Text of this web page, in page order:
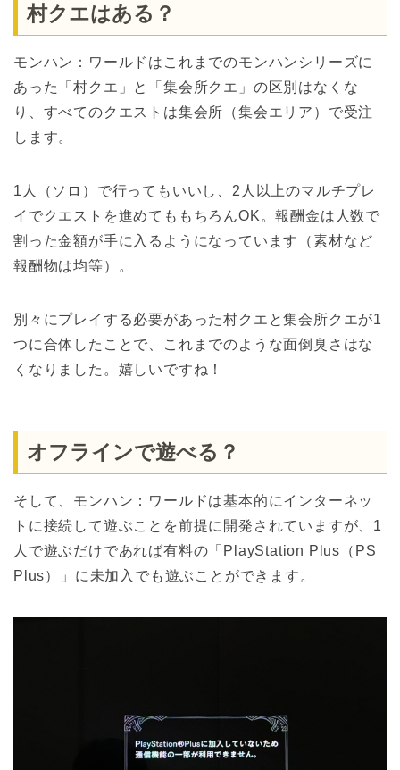
村クエはある？
モンハン：ワールドはこれまでのモンハンシリーズに
あった「村クエ」と「集会所クエ」の区別はなくな
り、すべてのクエストは集会所（集会エリア）で受注
します。
1人（ソロ）で行ってもいいし、2人以上のマルチプレ
イでクエストを進めてももちろんOK。報酬金は人数で
割った金額が手に入るようになっています（素材など
報酬物は均等）。
別々にプレイする必要があった村クエと集会所クエが1
つに合体したことで、これまでのような面倒臭さはな
くなりました。嬉しいですね！
オフラインで遊べる？
そして、モンハン：ワールドは基本的にインターネッ
トに接続して遊ぶことを前提に開発されていますが、1
人で遊ぶだけであれば有料の「PlayStation Plus（PS
Plus）」に未加入でも遊ぶことができます。